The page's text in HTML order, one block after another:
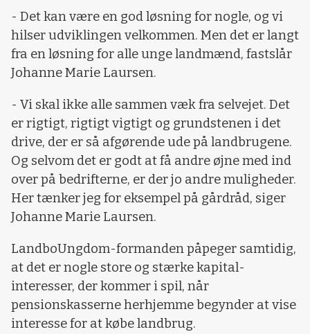
- Det kan være en god løsning for nogle, og vi
hilser udviklingen velkommen. Men det er langt
fra en løsning for alle unge landmænd, fastslår
Johanne Marie Laursen.
- Vi skal ikke alle sammen væk fra selvejet. Det
er rigtigt, rigtigt vigtigt og grundstenen i det
drive, der er så afgørende ude på landbrugene.
Og selvom det er godt at få andre øjne med ind
over på bedrifterne, er der jo andre muligheder.
Her tænker jeg for eksempel på gårdråd, siger
Johanne Marie Laursen.
LandboUngdom-formanden påpeger samtidig,
at det er nogle store og stærke kapital-
interesser, der kommer i spil, når
pensionskasserne herhjemme begynder at vise
interesse for at købe landbrug.